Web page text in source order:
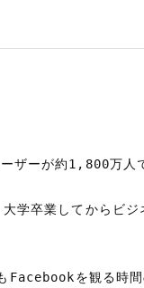
ザーが約1,800万人
学卒業してからビジ
を観る時間